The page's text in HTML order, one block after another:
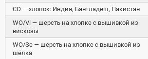
СO — хлопок: Индия, Бангладеш, Пакистан
WO/Vi — шерсть на хлопке с вышивкой из
вискозы
WO/Se — шерсть на хлопке с вышивкой из
шёлка